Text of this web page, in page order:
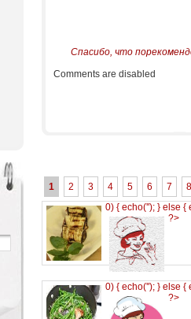
Спасибо, что
Comments are disabled
1 2 3 4 5 6 7
8
0) { echo(''); } else {
?>
0) { echo(''); } else {
?>